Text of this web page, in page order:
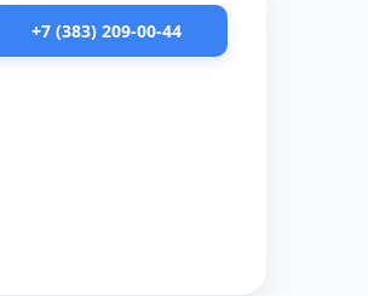
+7 (383) 209-00-44